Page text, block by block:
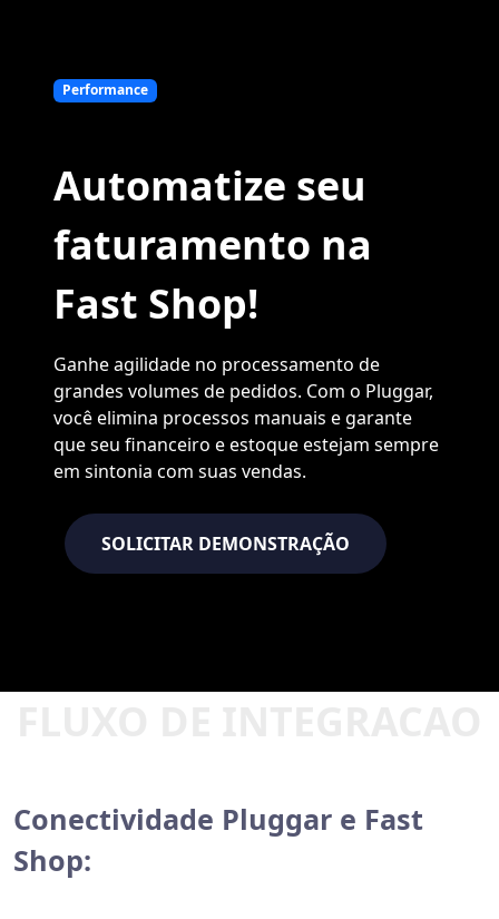
Performance
Automatize seu
faturamento na
Fast Shop!
Ganhe agilidade no processamento de
grandes volumes de pedidos. Com o Pluggar,
você elimina processos manuais e garante
que seu financeiro e estoque estejam sempre
em sintonia com suas vendas.
SOLICITAR DEMONSTRAÇÃO
SOLICITAR DEMONSTRAÇÃO
Conectividade Pluggar e Fast
Shop: